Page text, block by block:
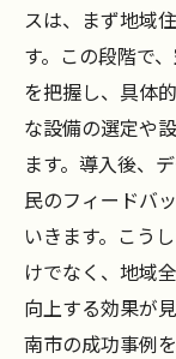
スは、まず地域
す。この段階で
を把握し、具体
な設備の選定や
ます。導入後、
民のフィードバ
いきます。こう
けでなく、地域
向上する効果が
南市の成功事例